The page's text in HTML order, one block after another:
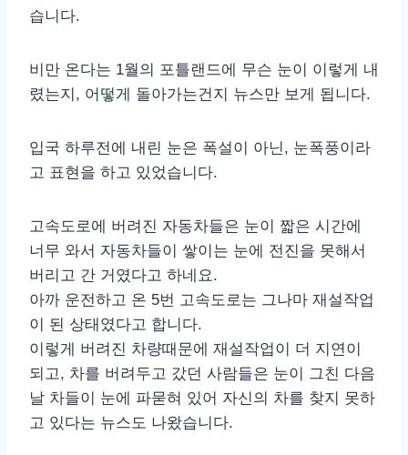
습니다.
비만 온다는 1월의 포틀랜드에 무슨 눈이 이렇게 내
렸는지, 어떻게 돌아가는건지 뉴스만 보게 됩니다.
입국 하루전에 내린 눈은 폭설이 아닌, 눈폭풍이라
고 표현을 하고 있었습니다.
고속도로에 버려진 자동차들은 눈이 짧은 시간에
너무 와서 자동차들이 쌓이는 눈에 전진을 못해서
버리고 간 거였다고 하네요.
아까 운전하고 온 5번 고속도로는 그나마 재설작업
이 된 상태였다고 합니다.
이렇게 버려진 차량때문에 재설작업이 더 지연이
되고, 차를 버려두고 갔던 사람들은 눈이 그친 다음
날 차들이 눈에 파묻혀 있어 자신의 차를 찾지 못하
고 있다는 뉴스도 나왔습니다.